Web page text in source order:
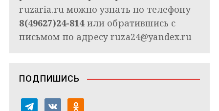
ruzaria.ru можно узнать по телефону
8(49627)24-814или обратившись с
письмом по адресуruza24@yandex.ru
ПОДПИШИСЬ
v